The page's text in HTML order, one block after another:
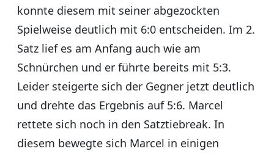
konnte diesem mit seiner abgezockten
Spielweise deutlich mit 6:0 entscheiden. Im 2.
Satz lief es am Anfang auch wie am
Schnürchen und er führte bereits mit 5:3.
Leider steigerte sich der Gegner jetzt deutlich
und drehte das Ergebnis auf 5:6. Marcel
rettete sich noch in den Satztiebreak. In
diesem bewegte sich Marcel in einigen